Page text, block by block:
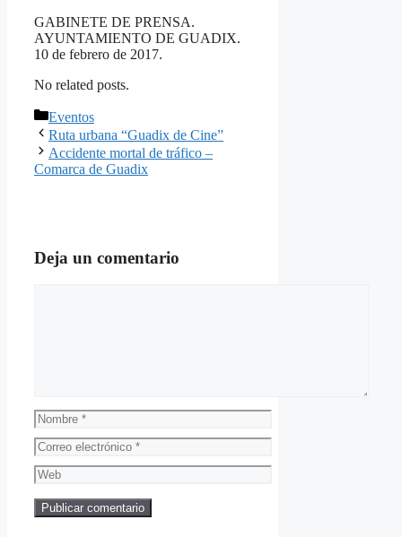
GABINETE DE PRENSA.
AYUNTAMIENTO DE GUADIX.
10 de febrero de 2017.
No related posts.
Categorías
Eventos
Ruta urbana “Guadix de Cine”
Accidente mortal de tráfico –
Comarca de Guadix
Deja un comentario
Nombre
Correo
electrónico
Web